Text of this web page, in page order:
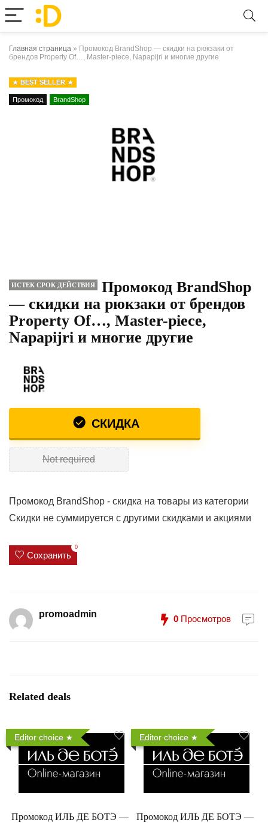
Главная страница » Промокод BrandShop — скидки на рюкзаки от
брендов Property Of…, Master-piece, Napapijri и многие другие
BEST SELLER
Промокод BrandShop
ИСТЕК СРОК ДЕЙСТВИЯ
Промокод BrandShop
— скидки на рюкзаки от брендов
Property Of…, Master-piece,
Napapijri и многие другие
СКИДКА
Not required
Промокод BrandShop - скидка на товары из категории
Скидки не суммируется с другими скидками и акциями
Сохранить
0
promoadmin 0 Просмотров
Related deals
Editor choice
Промокод ИЛЬ ДЕ БОТЭ —
Editor choice
Промокод ИЛЬ ДЕ БОТЭ —